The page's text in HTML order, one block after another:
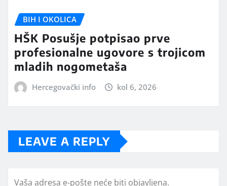
BIH I OKOLICA
HŠK Posušje potpisao prve
profesionalne ugovore s trojicom
mladih nogometaša
Hercegovački info kol 6, 2026
LEAVE A REPLY
Vaša adresa e-pošte neće biti objavljena.